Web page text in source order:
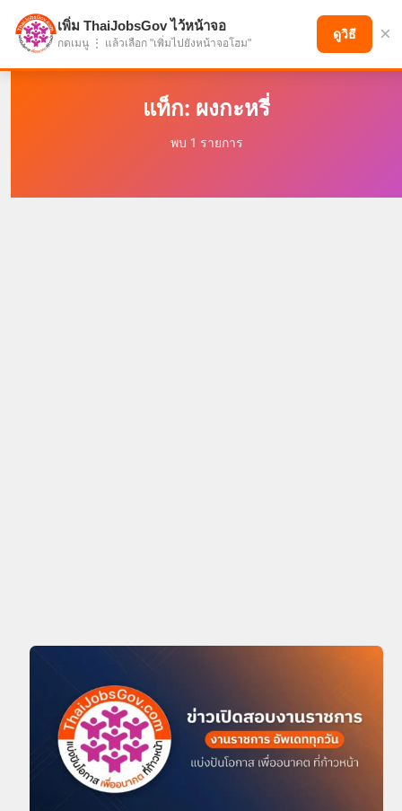
แบ่งปันโอกาส เพื่ออนาคตที่ก้าวหน้า
แท็ก: ผงกะหรี่
พบ 1 รายการ
เพิ่ม ThaiJobsGov ไว้หน้าจอ
กดเมนู ⋮ แล้วเลือก "เพิ่มไปยังหน้าจอโฮม"
ดูวิธี ×